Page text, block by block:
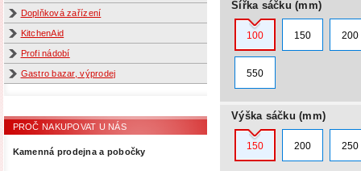
Doplňková zařízení
KitchenAid
Profi nádobí
Gastro bazar, výprodej
PROČ NAKUPOVAT U NÁS
Kamenná prodejna a pobočky
Šířka sáčku (mm)
100 150 200
550
Výška sáčku (mm)
150 200 250